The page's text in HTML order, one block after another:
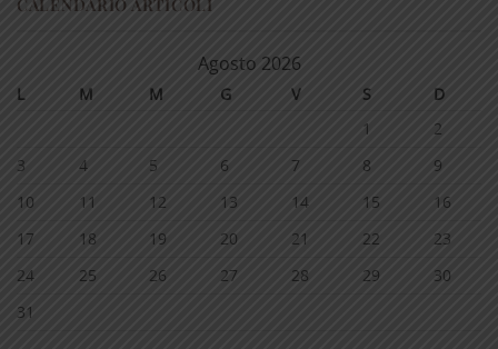
Agosto 2026
L M M G V S
D
1
2
3
4 5 6 7 8
9
10
11 12 13 14 15
16
17
18 19 20 21 22
23
24
25 26 27 28 29
30
31